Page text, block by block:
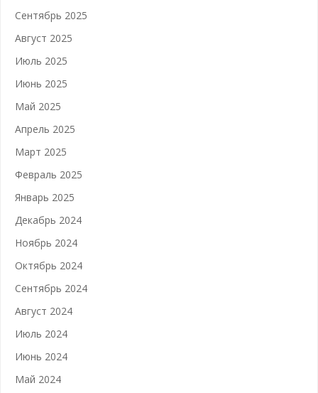
Сентябрь 2025
Август 2025
Июль 2025
Июнь 2025
Май 2025
Апрель 2025
Март 2025
Февраль 2025
Январь 2025
Декабрь 2024
Ноябрь 2024
Октябрь 2024
Сентябрь 2024
Август 2024
Июль 2024
Июнь 2024
Май 2024